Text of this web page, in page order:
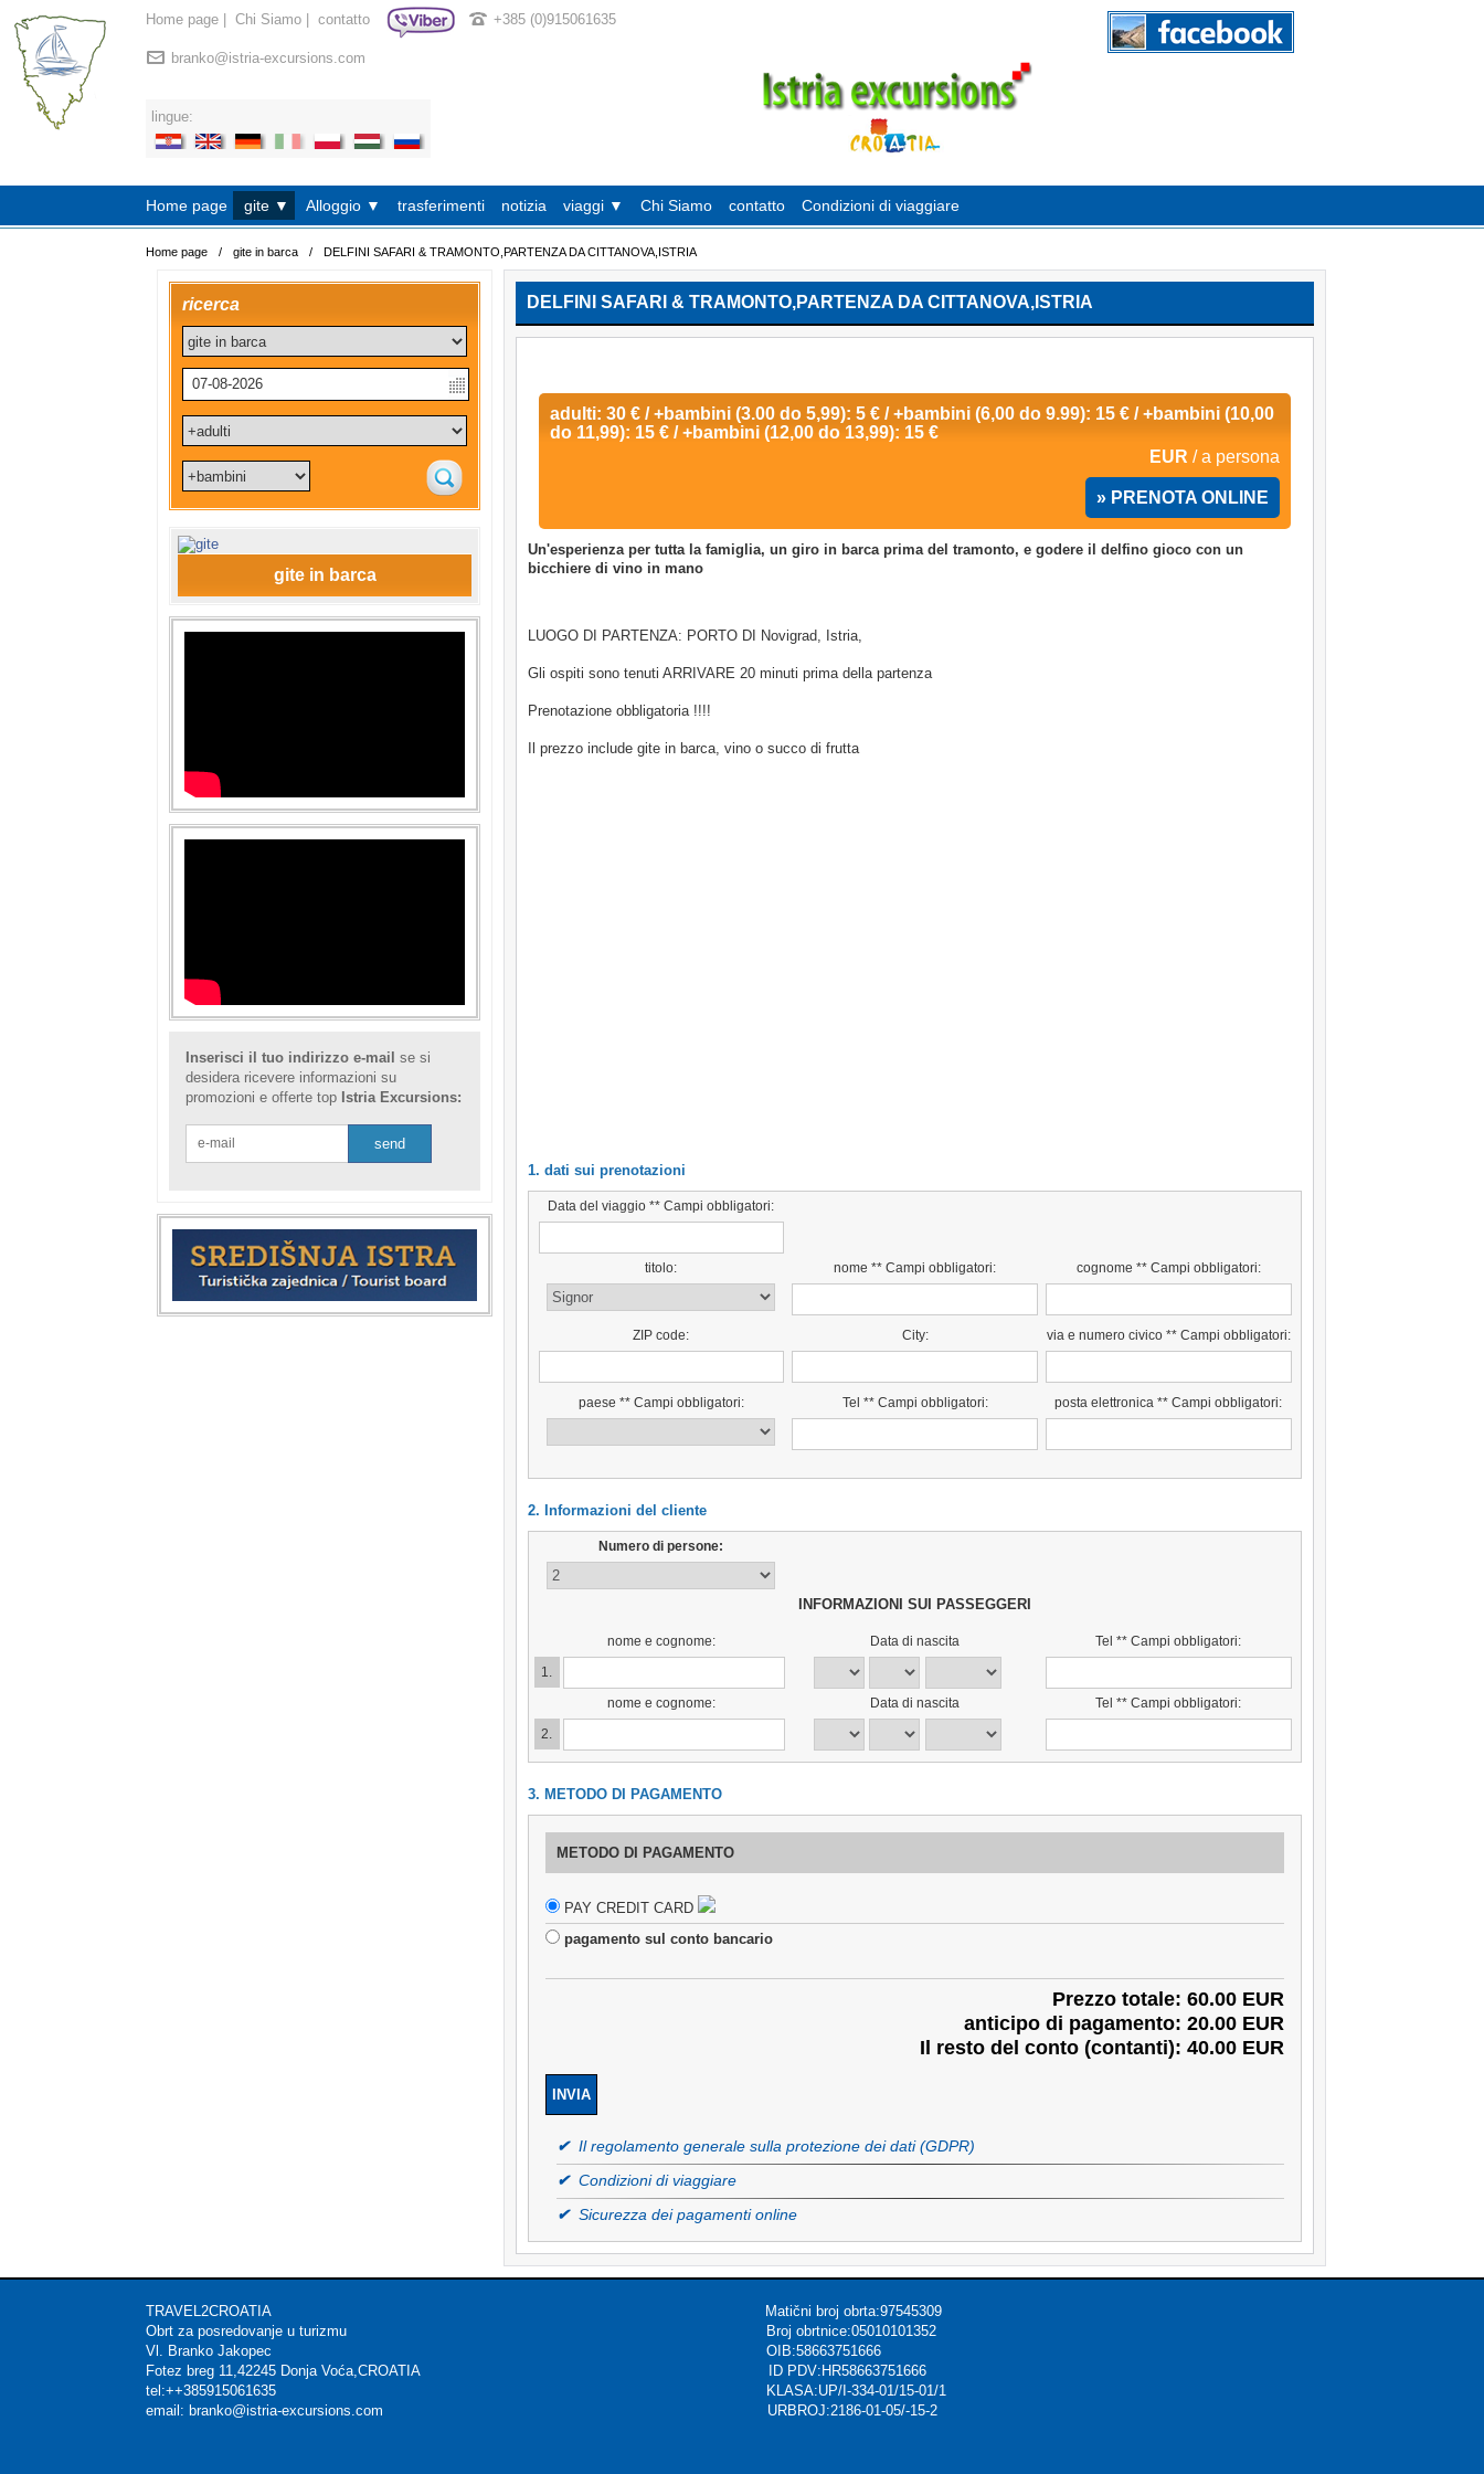
Home page Chi Siamo contatto +385 (0)915061635
branko@istria-excursions.com
lingue:
Home page gite ▼ Alloggio ▼ trasferimenti notizia viaggi ▼ Chi Siamo contatto Condizioni di viaggiare
Home page / gite in barca / DELFINI SAFARI & TRAMONTO,PARTENZA DA CITTANOVA,ISTRIA
ricerca
gite in barca
Inserisci il tuo indirizzo e-mail se si
desidera ricevere informazioni su
promozioni e offerte top Istria Excursions:
DELFINI SAFARI & TRAMONTO,PARTENZA DA CITTANOVA,ISTRIA
adulti: 30 € / +bambini (3.00 do 5,99): 5 € / +bambini (6,00 do 9.99): 15 € / +bambini (10,00
do 11,99): 15 € / +bambini (12,00 do 13,99): 15 €
EUR / a persona
» PRENOTA ONLINE
Un'esperienza per tutta la famiglia, un giro in barca prima del tramonto, e godere il delfino gioco con un
bicchiere di vino in mano
LUOGO DI PARTENZA: PORTO DI Novigrad, Istria,
Gli ospiti sono tenuti ARRIVARE 20 minuti prima della partenza
Prenotazione obbligatoria !!!!
Il prezzo include gite in barca, vino o succo di frutta
1. dati sui prenotazioni
Data del viaggio ** Campi obbligatori:
titolo: nome ** Campi obbligatori: cognome ** Campi obbligatori:
ZIP code: City: via e numero civico ** Campi obbligatori:
paese ** Campi obbligatori: Tel ** Campi obbligatori: posta elettronica ** Campi obbligatori:
2. Informazioni del cliente
Numero di persone:
INFORMAZIONI SUI PASSEGGERI
nome e cognome:
1.
Data di nascita Tel ** Campi obbligatori:
nome e cognome:
2.
Data di nascita Tel ** Campi obbligatori:
3. METODO DI PAGAMENTO
METODO DI PAGAMENTO
PAY CREDIT CARD
pagamento sul conto bancario
Prezzo totale: 60.00 EUR
anticipo di pagamento: 20.00 EUR
Il resto del conto (contanti): 40.00 EUR
✔ Il regolamento generale sulla protezione dei dati (GDPR)
✔ Condizioni di viaggiare
✔ Sicurezza dei pagamenti online
TRAVEL2CROATIA Matični broj obrta:97545309
Obrt za posredovanje u turizmu Broj obrtnice:05010101352
Vl. Branko Jakopec OIB:58663751666
Fotez breg 11,42245 Donja Voća,CROATIA ID PDV:HR58663751666
tel:++385915061635 KLASA:UP/I-334-01/15-01/1
email: branko@istria-excursions.com URBROJ:2186-01-05/-15-2